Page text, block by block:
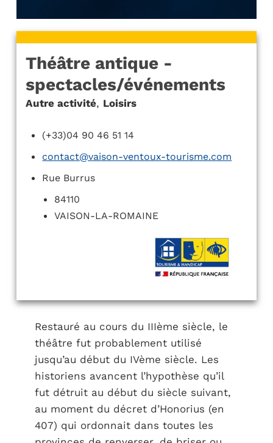
Théâtre antique -
spectacles/événements
Autre activité, Loisirs
(+33)04 90 46 51 14
contact@vaison-ventoux-tourisme.com
Rue Burrus
84110
VAISON-LA-ROMAINE
Restauré au cours du IIIème siècle, le
théâtre fut probablement utilisé
jusqu’au début du IVème siècle. Les
historiens avancent l’hypothèse qu’il
fut détruit au début du siècle suivant,
au moment du décret d’Honorius (en
407) qui ordonnait dans toutes les